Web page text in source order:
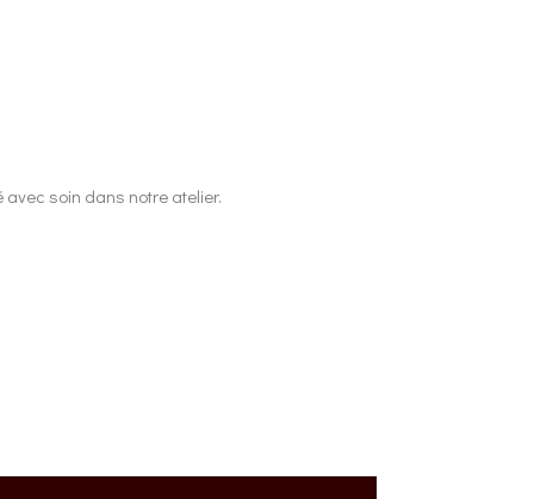
avec soin dans notre atelier.